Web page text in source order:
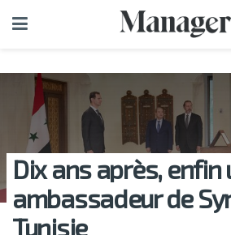
Dix ans après, enfin
ambassadeur de
Tunisie